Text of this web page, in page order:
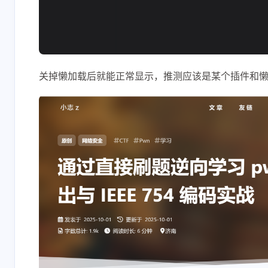
最新评论
正在加载中...
关掉懒加载后就能正常显示，推测应该是某个插件和